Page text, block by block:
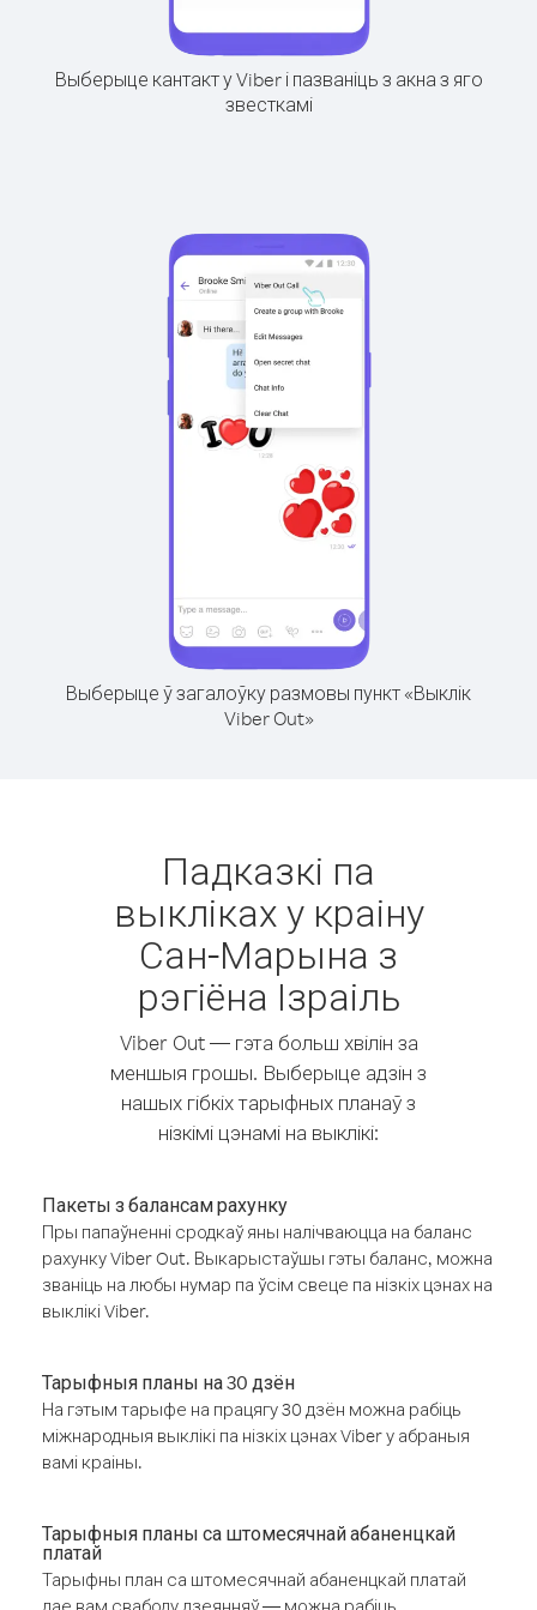
Выберыце кантакт у Viber і пазваніць з акна з яго
звесткамі
Выберыце ў загалоўку размовы пункт «Выклік
Viber Out»
Падказкі па
выкліках у краіну
Сан-Марына з
рэгіёна Ізраіль
Viber Out — гэта больш хвілін за
меншыя грошы. Выберыце адзін з
нашых гібкіх тарыфных планаў з
нізкімі цэнамі на выклікі:
Пакеты з балансам рахунку
Пры папаўненні сродкаў яны налічваюцца на баланс
рахунку Viber Out. Выкарыстаўшы гэты баланс, можна
званіць на любы нумар па ўсім свеце па нізкіх цэнах на
выклікі Viber.
Тарыфныя планы на 30 дзён
На гэтым тарыфе на працягу 30 дзён можна рабіць
міжнародныя выклікі па нізкіх цэнах Viber у абраныя
вамі краіны.
Тарыфныя планы са штомесячнай абаненцкай
платай
Тарыфны план са штомесячнай абаненцкай платай